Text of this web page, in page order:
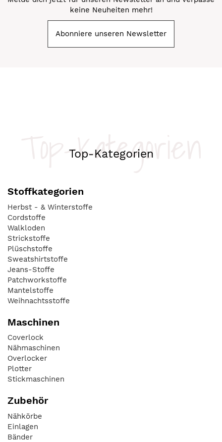
keine Neuheiten mehr!
Abonniere unseren Newsletter
Top-Kategorien
Top-Kategorien
Stoffkategorien
Herbst - & Winterstoffe
Cordstoffe
Walkloden
Strickstoffe
Plüschstoffe
Sweatshirtstoffe
Jeans-Stoffe
Patchworkstoffe
Mantelstoffe
Weihnachtsstoffe
Maschinen
Coverlock
Nähmaschinen
Overlocker
Plotter
Stickmaschinen
Zubehör
Nähkörbe
Einlagen
Bänder